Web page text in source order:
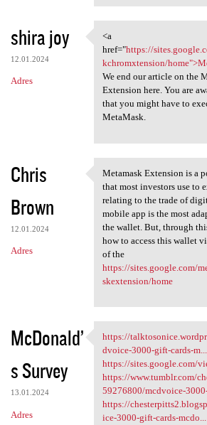
shira joy
12.01.2024
Adres
<a href="https://
<a
href="https://
kchromxtension/
We end our article on the
Extension here. You are
that you might have to
MetaMask.
Chris
Brown
12.01.2024
Adres
Metamask
Metamask Extension is a
that most investors use to
relating to the trade of
mobile app is the most
the wallet. But, through
how to access this wallet
of the
https://sites.google.com/
skextension/home
McDonald’
s Survey
13.01.2024
Adres
https://talktosonice
https://
dvoice-3000-gift-cards-m...
https://sites.google.com/
https://www.tumblr.com/
59276800/mcdvoice-
https://
ice-3000-gift-cards-mcdo...